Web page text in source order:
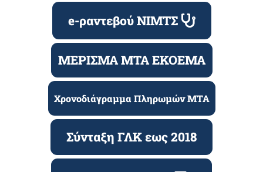
Τα θέματα/προτάσεις του Συντονιστικού των ΕΑΑ
προς τον κ.ΥΕΘΑ
Δείτε Περισσότερα »